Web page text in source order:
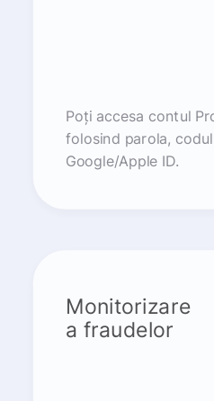
Poți accesa contul
folosind parola, codul
Google/Apple ID.
Monitorizare
a fraudelor